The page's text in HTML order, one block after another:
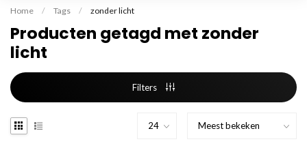
Home / Tags / zonder licht
Producten getagd met zonder
licht
Filters